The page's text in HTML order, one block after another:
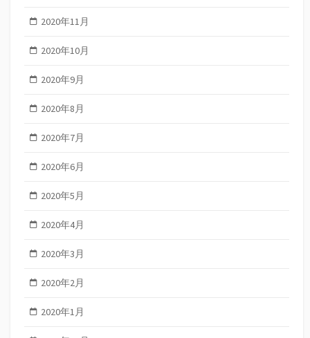
2020年11月
2020年10月
2020年9月
2020年8月
2020年7月
2020年6月
2020年5月
2020年4月
2020年3月
2020年2月
2020年1月